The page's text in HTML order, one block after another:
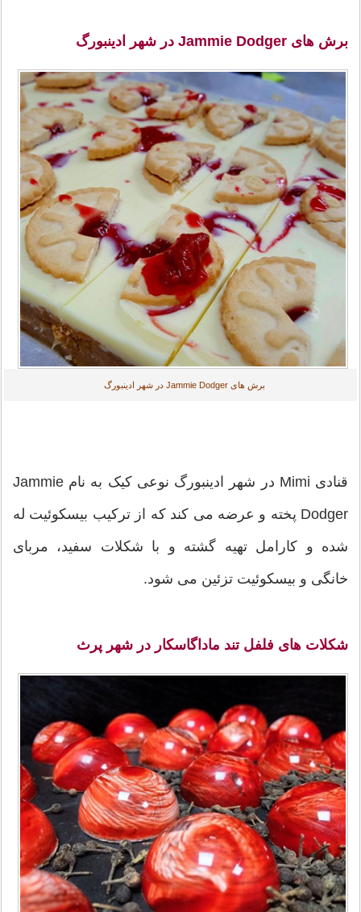
برش های Jammie Dodger در شهر ادینبورگ
برش های Jammie Dodger در شهر ادینبورگ
قنادی Mimi در شهر ادینبورگ نوعی کیک به نام Jammie
Dodger پخته و عرضه می کند که از ترکیب بیسکوئیت له
شده و کارامل تهیه گشته و با شکلات سفید، مربای
خانگی و بیسکوئیت تزئین می شود.
شکلات های فلفل تند ماداگاسکار در شهر پرث